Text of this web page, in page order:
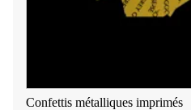
Confettis métalliques imprimés